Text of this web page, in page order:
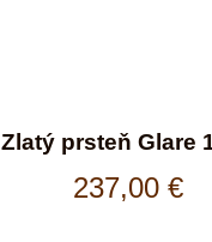
Zlatý prsteň Glare
237,00 €